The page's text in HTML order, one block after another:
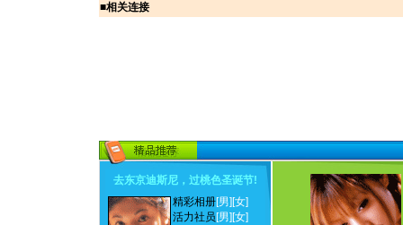
■相关连接
去东京迪斯尼，过桃色圣诞节!
精彩相册[男] [女]
活力社员 [男] [女]